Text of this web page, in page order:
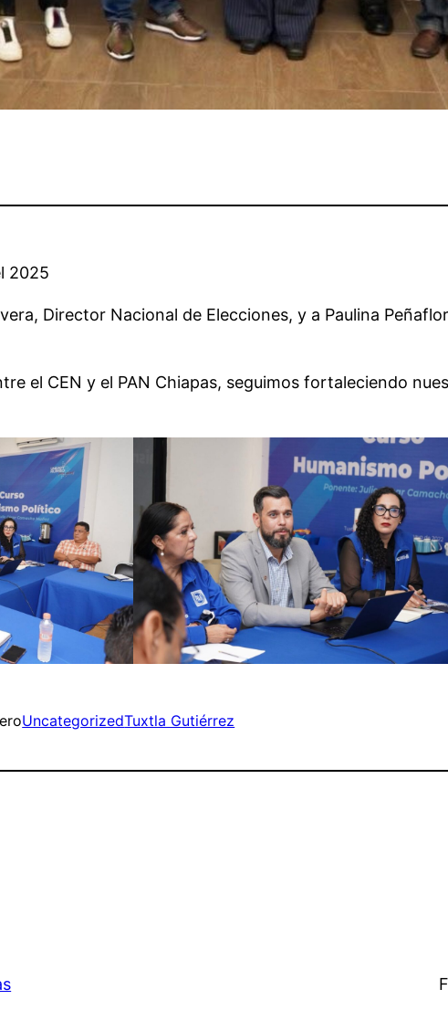
2025
Director Nacional de Elecciones, y a Paulina
el CEN y el PAN Chiapas, seguimos fortaleciendo
UncategorizedTuxtla Gutiérrez